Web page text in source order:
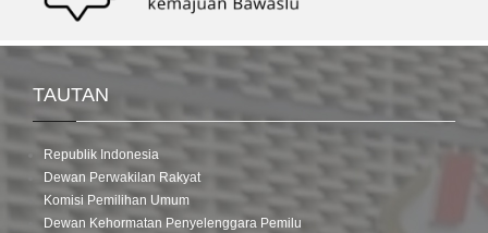
TAUTAN
Republik Indonesia
Dewan Perwakilan Rakyat
Komisi Pemilihan Umum
Dewan Kehormatan Penyelenggara Pemilu